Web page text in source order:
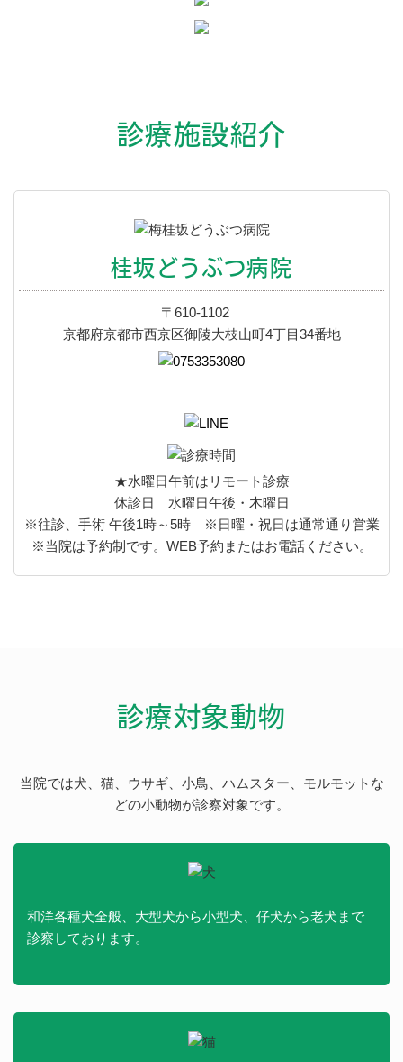
診療施設紹介
桂坂どうぶつ病院
〒610-1102
京都府京都市西京区御陵大枝山町4丁目34番地
★水曜日午前はリモート診療
休診日 水曜日午後・木曜日
※往診、手術 午後1時～5時 ※日曜・祝日は通常通り営業
※当院は予約制です。WEB予約またはお電話ください。
診療対象動物
当院では犬、猫、ウサギ、小鳥、ハムスター、モルモットな
どの小動物が診察対象です。
和洋各種犬全般、大型犬から小型犬、仔犬から老犬まで
診察しております。